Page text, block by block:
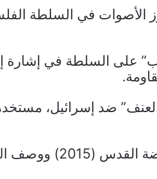
الأصوات في السلطة
ضد إسرائيل،
هاجم بشراسة